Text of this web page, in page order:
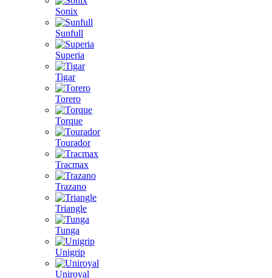
Sonix
Sunfull
Superia
Tigar
Torero
Torque
Tourador
Tracmax
Trazano
Triangle
Tunga
Unigrip
Uniroyal